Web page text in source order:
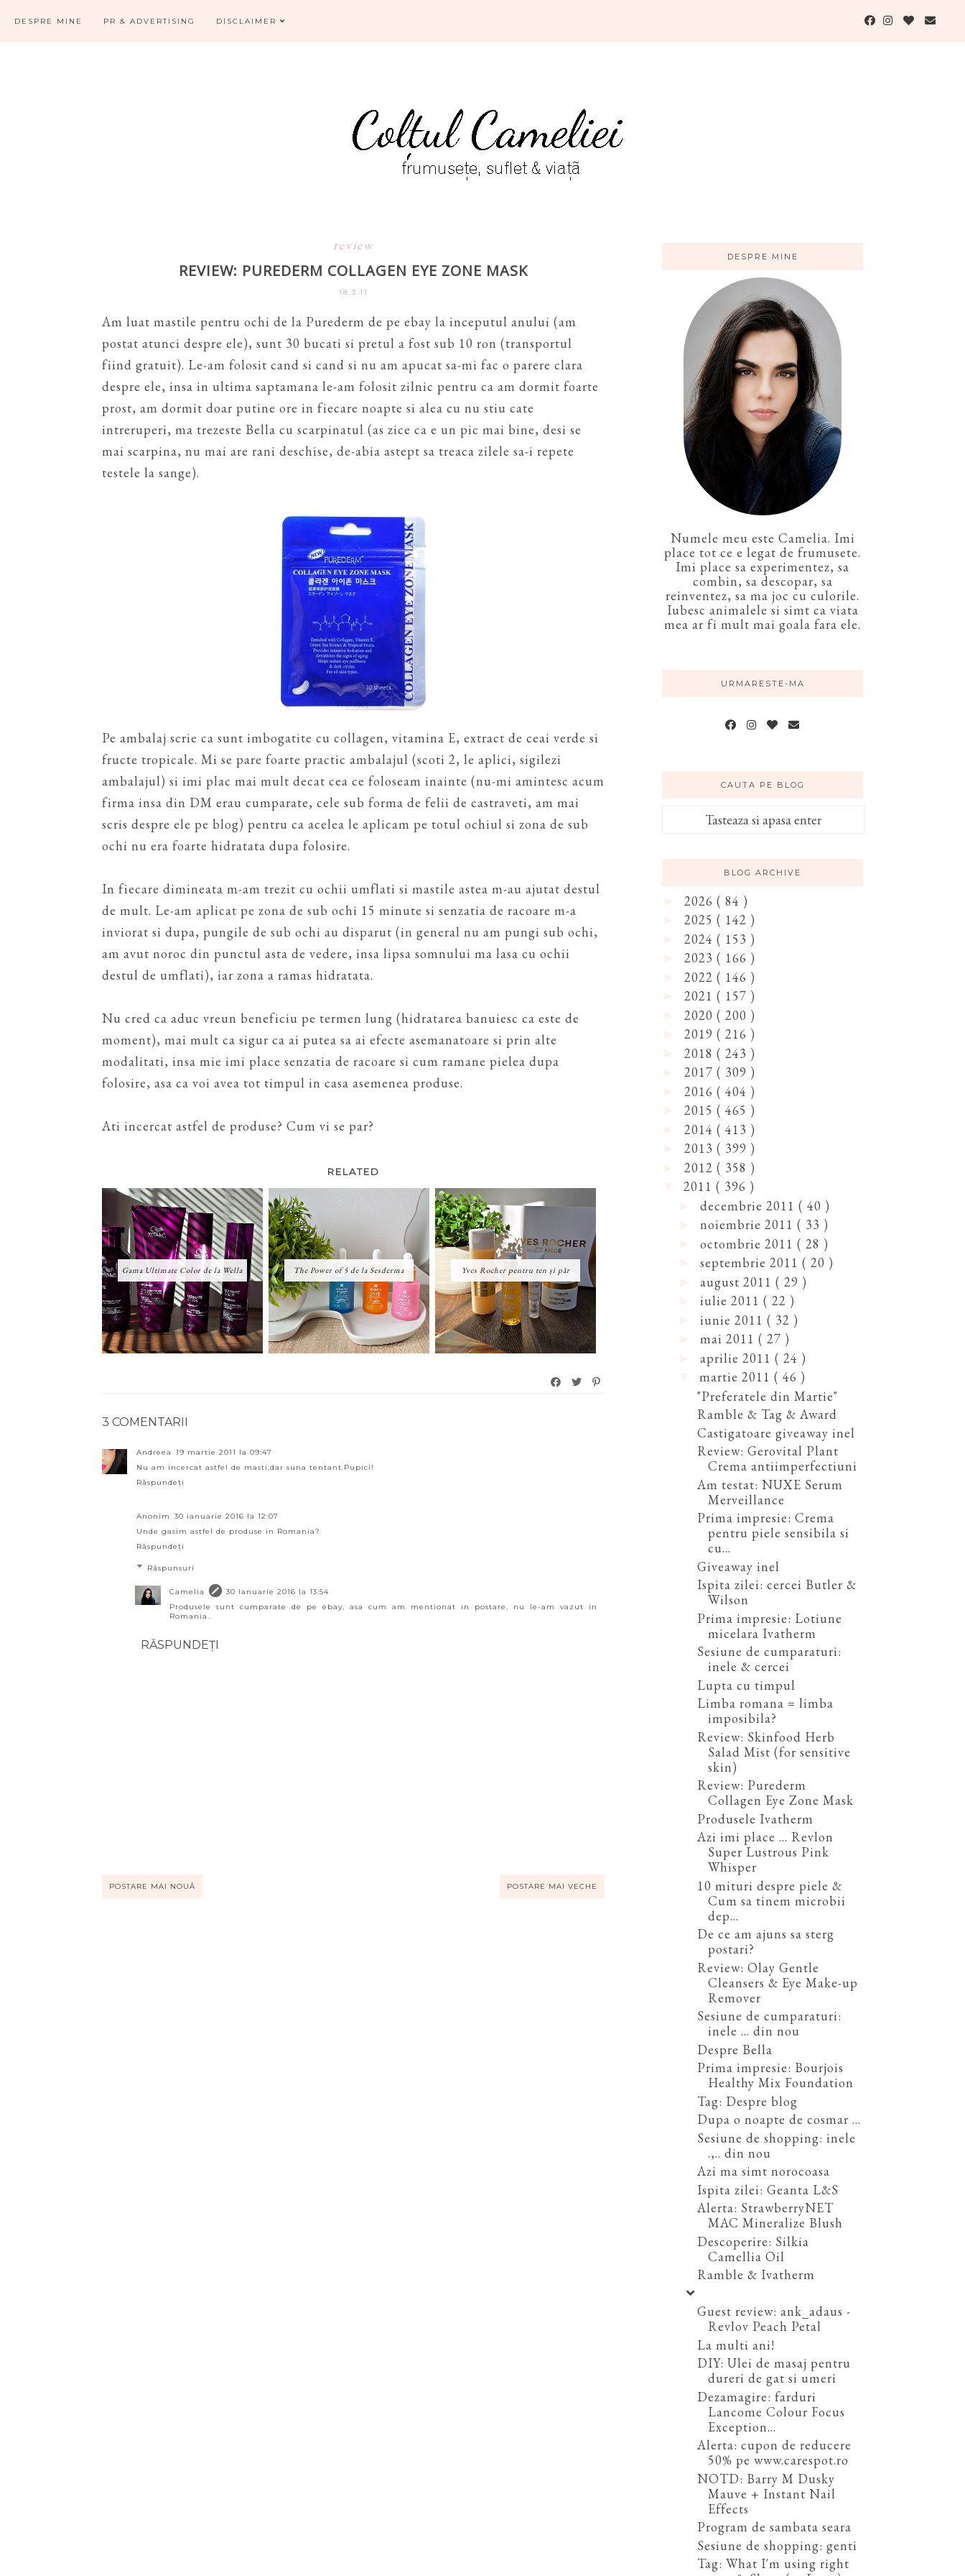
DESPRE MINE PR & ADVERTISING DISCLAIMER
review
REVIEW: PUREDERM COLLAGEN EYE ZONE MASK
18.3.11
Am luat mastile pentru ochi de la Purederm de pe ebay la inceputul anului (am
postat atunci despre ele), sunt 30 bucati si pretul a fost sub 10 ron (transportul
fiind gratuit). Le-am folosit cand si cand si nu am apucat sa-mi fac o parere clara
despre ele, insa in ultima saptamana le-am folosit zilnic pentru ca am dormit foarte
prost, am dormit doar putine ore in fiecare noapte si alea cu nu stiu cate
intreruperi, ma trezeste Bella cu scarpinatul (as zice ca e un pic mai bine, desi se
mai scarpina, nu mai are rani deschise, de-abia astept sa treaca zilele sa-i repete
testele la sange).
Pe ambalaj scrie ca sunt imbogatite cu collagen, vitamina E, extract de ceai verde si
fructe tropicale. Mi se pare foarte practic ambalajul (scoti 2, le aplici, sigilezi
ambalajul) si imi plac mai mult decat cea ce foloseam inainte (nu-mi amintesc acum
firma insa din DM erau cumparate, cele sub forma de felii de castraveti, am mai
scris despre ele pe blog) pentru ca acelea le aplicam pe totul ochiul si zona de sub
ochi nu era foarte hidratata dupa folosire.
In fiecare dimineata m-am trezit cu ochii umflati si mastile astea m-au ajutat destul
de mult. Le-am aplicat pe zona de sub ochi 15 minute si senzatia de racoare m-a
inviorat si dupa, pungile de sub ochi au disparut (in general nu am pungi sub ochi,
am avut noroc din punctul asta de vedere, insa lipsa somnului ma lasa cu ochii
destul de umflati), iar zona a ramas hidratata.
Nu cred ca aduc vreun beneficiu pe termen lung (hidratarea banuiesc ca este de
moment), mai mult ca sigur ca ai putea sa ai efecte asemanatoare si prin alte
modalitati, insa mie imi place senzatia de racoare si cum ramane pielea dupa
folosire, asa ca voi avea tot timpul in casa asemenea produse.
Ati incercat astfel de produse? Cum vi se par?
RELATED
Gama Ultimate Color de la Wella The Power of 5 de la Sesderma Yves Rocher pentru ten și păr
3 COMENTARII
Andreea
19 martie 2011 la 09:47
Nu am incercat astfel de masti,dar suna tentant.Pupici!
Răspundeți
Anonim
30 ianuarie 2016 la 12:07
Unde gasim astfel de produse in Romania?
Răspundeți
Răspunsuri
Camelia
30 ianuarie 2016 la 13:54
Produsele sunt cumparate de pe ebay, asa cum am mentionat in postare, nu le-am vazut in
Romania.
RĂSPUNDEȚI
POSTARE MAI NOUĂ POSTARE MAI VECHE
DESPRE MINE
Numele meu este Camelia. Imi
place tot ce e legat de frumusete.
Imi place sa experimentez, sa
combin, sa descopar, sa
reinventez, sa ma joc cu culorile.
Iubesc animalele si simt ca viata
mea ar fi mult mai goala fara ele.
URMARESTE-MA
CAUTA PE BLOG
BLOG ARCHIVE
2026 ( 84 )
2025 ( 142 )
2024 ( 153 )
2023 ( 166 )
2022 ( 146 )
2021 ( 157 )
2020 ( 200 )
2019 ( 216 )
2018 ( 243 )
2017 ( 309 )
2016 ( 404 )
2015 ( 465 )
2014 ( 413 )
2013 ( 399 )
2012 ( 358 )
2011 ( 396 )
decembrie 2011 ( 40 )
noiembrie 2011 ( 33 )
octombrie 2011 ( 28 )
septembrie 2011 ( 20 )
august 2011 ( 29 )
iulie 2011 ( 22 )
iunie 2011 ( 32 )
mai 2011 ( 27 )
aprilie 2011 ( 24 )
martie 2011 ( 46 )
"Preferatele din Martie"
Ramble & Tag & Award
Castigatoare giveaway inel
Review: Gerovital Plant
Crema antiimperfectiuni
Am testat: NUXE Serum
Merveillance
Prima impresie: Crema
pentru piele sensibila si
cu...
Giveaway inel
Ispita zilei: cercei Butler &
Wilson
Prima impresie: Lotiune
micelara Ivatherm
Sesiune de cumparaturi:
inele & cercei
Lupta cu timpul
Limba romana = limba
imposibila?
Review: Skinfood Herb
Salad Mist (for sensitive
skin)
Review: Purederm
Collagen Eye Zone Mask
Produsele Ivatherm
Azi imi place ... Revlon
Super Lustrous Pink
Whisper
10 mituri despre piele &
Cum sa tinem microbii
dep...
De ce am ajuns sa sterg
postari?
Review: Olay Gentle
Cleansers & Eye Make-up
Remover
Sesiune de cumparaturi:
inele ... din nou
Despre Bella
Prima impresie: Bourjois
Healthy Mix Foundation
Tag: Despre blog
Dupa o noapte de cosmar ...
Sesiune de shopping: inele
.,.. din nou
Azi ma simt norocoasa
Ispita zilei: Geanta L&S
Alerta: StrawberryNET
MAC Mineralize Blush
Descoperire: Silkia
Camellia Oil
Ramble & Ivatherm
Guest review: ank_adaus -
Revlov Peach Petal
La multi ani!
DIY: Ulei de masaj pentru
dureri de gat si umeri
Dezamagire: farduri
Lancome Colour Focus
Exception...
Alerta: cupon de reducere
50% pe www.carespot.ro
NOTD: Barry M Dusky
Mauve + Instant Nail
Effects
Program de sambata seara
Sesiune de shopping: genti
Tag: What I'm using right